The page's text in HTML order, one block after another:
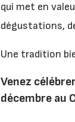
qui met en
dégustations,
Une tradition
Venez
décembre au